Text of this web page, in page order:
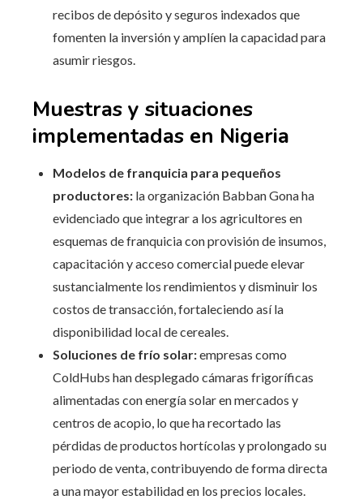
recibos de depósito y seguros indexados que
fomenten la inversión y amplíen la capacidad para
asumir riesgos.
Muestras y situaciones
implementadas en Nigeria
Modelos de franquicia para pequeños
productores: la organización Babban Gona ha
evidenciado que integrar a los agricultores en
esquemas de franquicia con provisión de insumos,
capacitación y acceso comercial puede elevar
sustancialmente los rendimientos y disminuir los
costos de transacción, fortaleciendo así la
disponibilidad local de cereales.
Soluciones de frío solar:empresas como
ColdHubs han desplegado cámaras frigoríficas
alimentadas con energía solar en mercados y
centros de acopio, lo que ha recortado las
pérdidas de productos hortícolas y prolongado su
periodo de venta, contribuyendo de forma directa
a una mayor estabilidad en los precios locales.